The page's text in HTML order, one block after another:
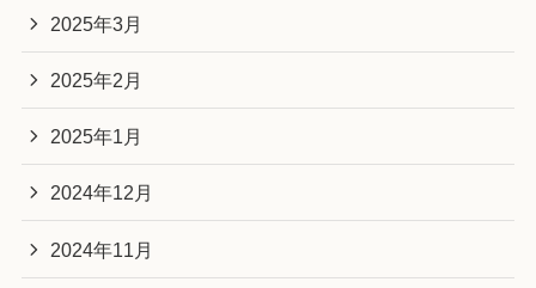
2025年3月
2025年2月
2025年1月
2024年12月
2024年11月